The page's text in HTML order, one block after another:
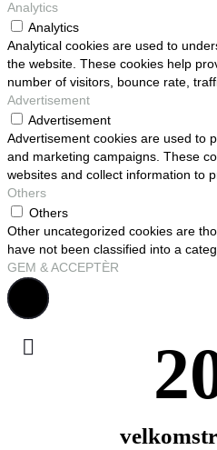
Analytics
Analytics
Analytical cookies are used to
the website. These cookies help
number of visitors, bounce rate,
Advertisement
Advertisement
Advertisement cookies are used to
and marketing campaigns. These
websites and collect information to
Others
Others
Other uncategorized cookies are
have not been classified into a
GEM & ACCEPTÈR